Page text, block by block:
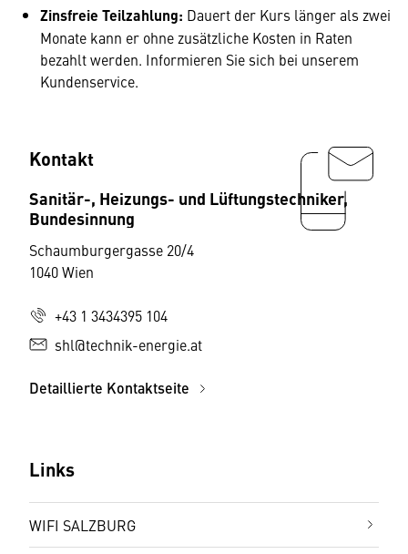
Zinsfreie Teilzahlung: Dauert der Kurs länger als zwei
Monate kann er ohne zusätzliche Kosten in Raten
bezahlt werden. Informieren Sie sich bei unserem
Kundenservice.
Kontakt
Sanitär-, Heizungs- und Lüftungstechniker,
Bundesinnung
Schaumburgergasse 20/4
1040 Wien
+43 1 3434395 104
shl@technik-energie.at
Detaillierte Kontaktseite
Links
WIFI SALZBURG